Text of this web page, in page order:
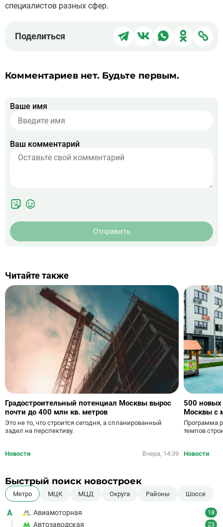
специалистов разных сфер.
Поделиться
Поделиться
Поделиться
в
Поделиться
Комментариев нет. Будьте первым.
Ваше имя
Ваш комментарий
Отправить
Читайте также
Градостроительный потенциал Москвы вырос
почти до 400 млн кв. метров
Это не то, что строится сегодня, а спланированный
задел на перспективу.
Новости Вчера, 14:39
500 новых
Москвы с
Программа
темпов
Новости
Быстрый поиск новостроек
Метро МЦК МЦД Округа Районы Шоссе
А Авиамоторная 18
Автозаводская 23